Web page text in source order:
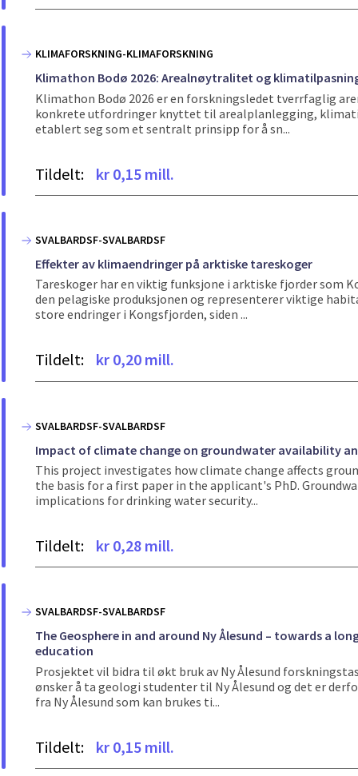
KLIMAFORSKNING-KLIMAFORSKNING
Klimathon Bodø 2026: Arealnøytralitet og
Klimathon Bodø 2026 er en forskningsledet tverrfaglig
konkrete utfordringer knyttet til arealplanlegging,
etablert seg som et sentralt prinsipp for å sn...
Tildelt: kr 0,15 mill.
SVALBARDSF-SVALBARDSF
Effekter av klimaendringer på arktiske tareskoger
Tareskoger har en viktig funksjone i arktiske fjorder som
den pelagiske produksjonen og representerer viktige
store endringer i Kongsfjorden, siden ...
Tildelt: kr 0,20 mill.
SVALBARDSF-SVALBARDSF
Impact of climate change on groundwater availability
This project investigates how climate change affects
the basis for a first paper in the applicant's PhD.
implications for drinking water security...
Tildelt: kr 0,28 mill.
SVALBARDSF-SVALBARDSF
The Geosphere in and around Ny Ålesund – towards a
education
Prosjektet vil bidra til økt bruk av Ny Ålesund
ønsker å ta geologi studenter til Ny Ålesund og det er
fra Ny Ålesund som kan brukes ti...
Tildelt: kr 0,15 mill.